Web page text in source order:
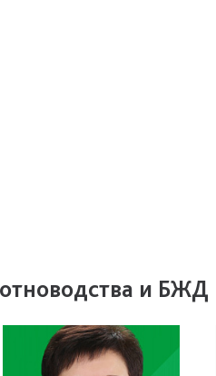
и БЖД